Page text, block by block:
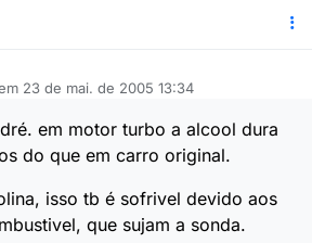
23 de mai. de 2005 13:34
por
em motor turbo a alcool dura
do que em carro original.
isso tb é sofrivel devido aos
que sujam a sonda.